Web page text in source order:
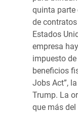
quinta parte
de
Estados
empresa
impuesto
beneficios
Jobs Act”,
Trump. La
que más